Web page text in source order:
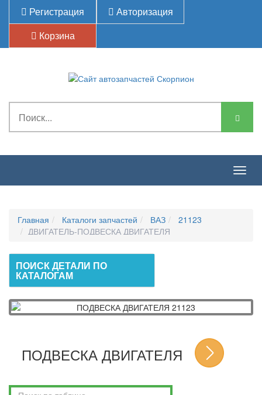
Регистрация
Авторизация
Корзина
Главная Каталоги запчастей ВАЗ
21123
ДВИГАТЕЛЬ-ПОДВЕСКА ДВИГАТЕЛЯ
ПОИСК ДЕТАЛИ ПО
КАТАЛОГАМ
ПОДВЕСКА ДВИГАТЕЛЯ